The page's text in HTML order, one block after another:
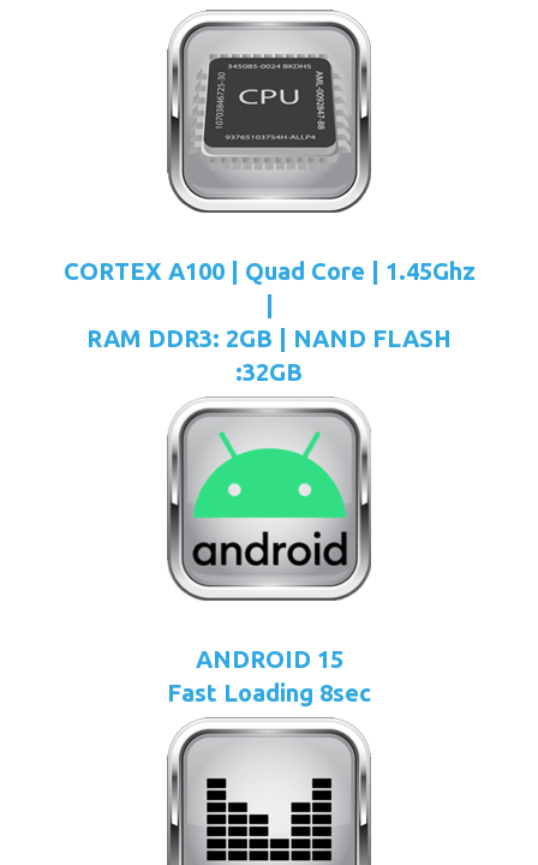
CORTEX A100 | Quad Core | 1.45Ghz
RAM DDR3: 2GB | NAND FLASH
:32GB
ANDROID 15
Fast Loading 8sec